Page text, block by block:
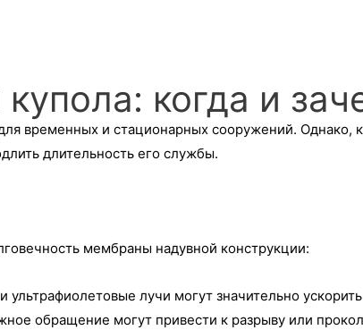
когда и
временных и стационарных сооружений. Однако,
длительность его службы.
мембраны надувной конструкции:
лучи могут значительно
обращение могут привести к разрыву или